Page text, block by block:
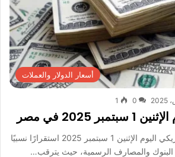
أسعار الدولار والعملات
0
1
2025 في مصر
تشهد أسعار الدولار الأمريكي اليوم الإثنين 1 سبتمبر 2025 استقرارًا نسبيًا
البنوك والمصارف الرسمية، حيث يترقب…